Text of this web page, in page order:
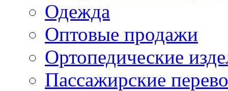
Одежда
Оптовые продажи
Ортопедические
Пассажирские